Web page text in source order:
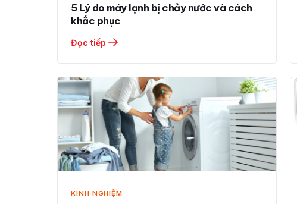
5 Lý do máy lạnh bị chảy nước và cách
khắc phục
Đọc tiếp
KINH NGHIỆM